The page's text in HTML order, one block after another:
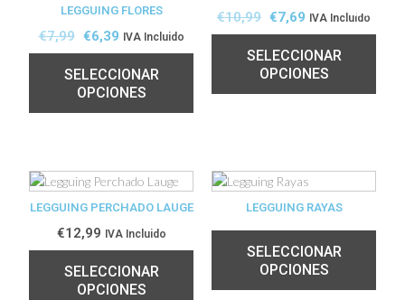
LEGGUING FLORES
€7,99 €6,39 IVA Incluido
SELECCIONAR
OPCIONES
TA!
€10,99 €7,69 IVA Incluido
SELECCIONAR
OPCIONES
LEGGUING PERCHADO LAUGE
€12,99 IVA Incluido
SELECCIONAR
OPCIONES
LEGGUING RAYAS
SELECCIONAR
OPCIONES